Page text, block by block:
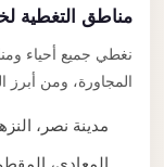
مناطق التغطية
نغطي جميع أحياء
المجاورة، ومن أبرز
مدينة نصر،
المعادي،